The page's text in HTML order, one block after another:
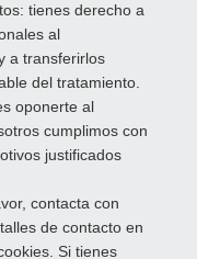
tienes derecho a
al
a transferirlos
del tratamiento.
oponerte al
cumplimos con
justificados
contacta con
de contacto en
Si tienes